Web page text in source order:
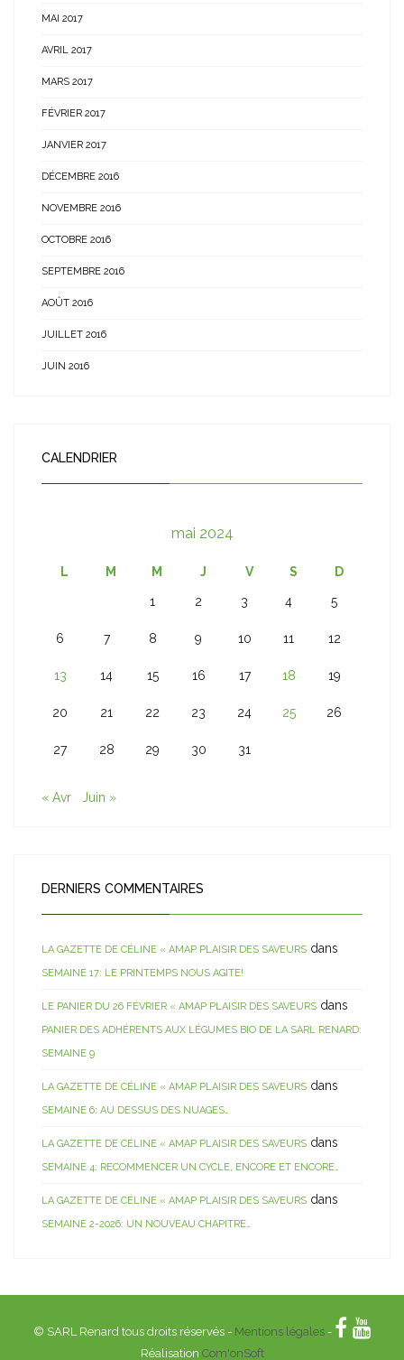
MAI 2017
AVRIL 2017
MARS 2017
FÉVRIER 2017
JANVIER 2017
DÉCEMBRE 2016
NOVEMBRE 2016
OCTOBRE 2016
SEPTEMBRE 2016
AOÛT 2016
JUILLET 2016
JUIN 2016
CALENDRIER
mai 2024
L M M J V S D
1 2 3 4 5
6 7 8 9 10 11 12
13 14 15 16 17 18 19
20 21 22 23 24 25 26
27 28 29 30 31
« Avr Juin »
DERNIERS COMMENTAIRES
LA GAZETTE DE CÉLINE « AMAP PLAISIR DES SAVEURS dans
SEMAINE 17: LE PRINTEMPS NOUS AGITE!
LE PANIER DU 26 FÉVRIER « AMAP PLAISIR DES SAVEURS dans
PANIER DES ADHÉRENTS AUX LÉGUMES BIO DE LA SARL RENARD:
SEMAINE 9
LA GAZETTE DE CÉLINE « AMAP PLAISIR DES SAVEURS dans
SEMAINE 6: AU DESSUS DES NUAGES…
LA GAZETTE DE CÉLINE « AMAP PLAISIR DES SAVEURS dans
SEMAINE 4: RECOMMENCER UN CYCLE, ENCORE ET ENCORE…
LA GAZETTE DE CÉLINE « AMAP PLAISIR DES SAVEURS dans
SEMAINE 2-2026: UN NOUVEAU CHAPITRE…
© SARL Renard tous droits réservés - Mentions légales-
Réalisation Com'onSoft